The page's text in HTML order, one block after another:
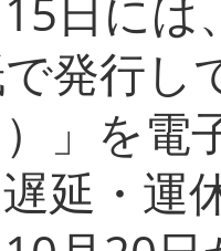
日に
発行し
」を電
延・運